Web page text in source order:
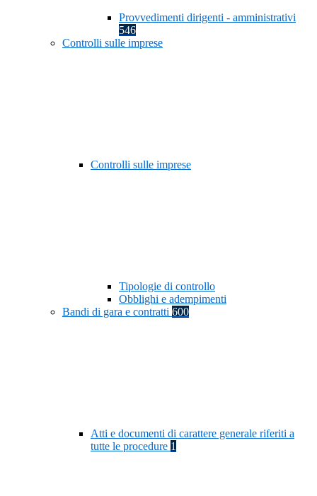
Provvedimenti dirigenti - amministrativi
546
Controlli sulle imprese
Controlli sulle imprese
Tipologie di controllo
Obblighi e adempimenti
Bandi di gara e contratti 600
Atti e documenti di carattere generale riferiti a
tutte le procedure 1